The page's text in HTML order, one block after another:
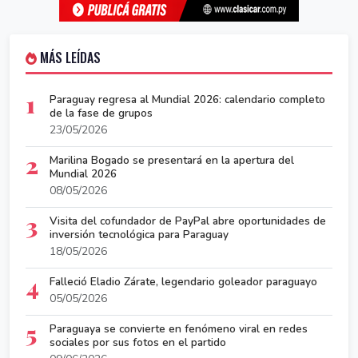
MÁS LEÍDAS
1
Paraguay regresa al Mundial 2026: calendario completo
de la fase de grupos
23/05/2026
2
Marilina Bogado se presentará en la apertura del
Mundial 2026
08/05/2026
3
Visita del cofundador de PayPal abre oportunidades de
inversión tecnológica para Paraguay
18/05/2026
4
Falleció Eladio Zárate, legendario goleador paraguayo
05/05/2026
5
Paraguaya se convierte en fenómeno viral en redes
sociales por sus fotos en el partido